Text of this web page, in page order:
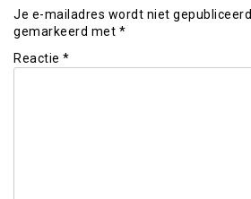
Je e-mailadres wordt niet gepubliceerd.
gemarkeerd met *
Reactie *